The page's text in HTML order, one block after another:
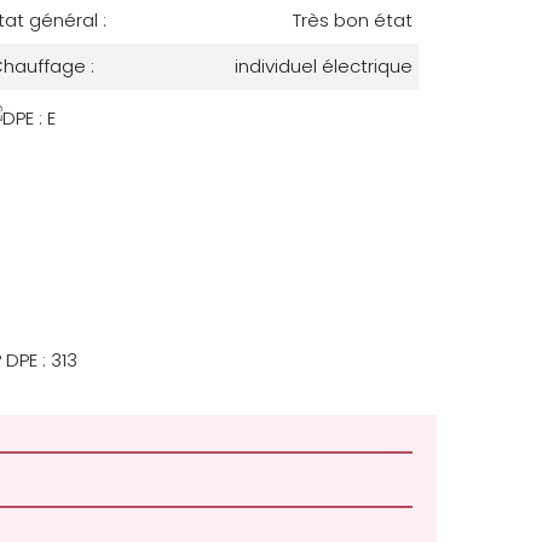
général :
Très bon état
:
individuel électrique
DPE : 313